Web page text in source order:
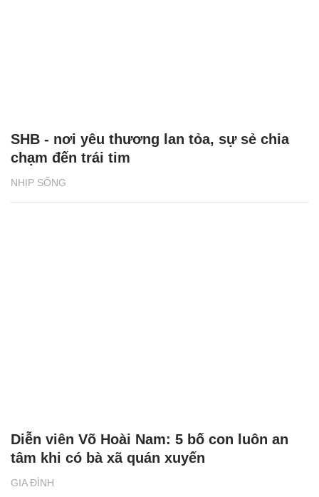
NHỊP SỐNG
SHB - nơi yêu thương lan tỏa, sự sẻ chia
chạm đến trái tim
GIA ĐÌNH
Diễn viên Võ Hoài Nam: 5 bố con luôn an
tâm khi có bà xã quán xuyến